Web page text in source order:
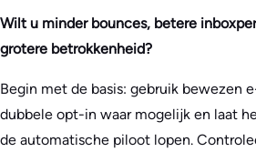
Wilt u minder bounces, betere
grotere betrokkenheid?
Begin met de basis: gebruik bewezen
dubbele opt-in waar mogelijk en laat
de automatische piloot lopen.